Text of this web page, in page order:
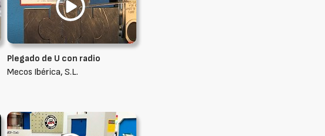
Plegado de U con radio
Mecos Ibérica, S.L.